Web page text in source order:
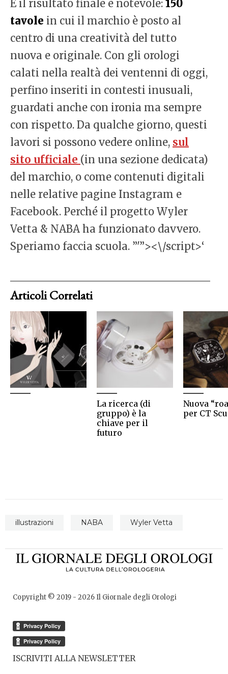
E il risultato finale è notevole: 150
tavole in cui il marchio è posto al
centro di una creatività del tutto
nuova e originale. Con gli orologi
calati nella realtà dei ventenni di oggi,
perfino inseriti in contesti inusuali,
guardati anche con ironia ma sempre
con rispetto. Da qualche giorno, questi
lavori si possono vedere online, sul
sito ufficiale (in una sezione dedicata)
del marchio, o come contenuti digitali
nelle relative pagine Instagram e
Facebook. Perché il progetto Wyler
Vetta & NABA ha funzionato davvero.
Speriamo faccia scuola. ”'”><\/script>‘
Articoli Correlati
La ricerca (di
gruppo) è la
chiave per il
futuro
Nuova
per CT
illustrazioni NABA Wyler Vetta
Copyright © 2019 - 2026Il Giornale degli Orologi
ISCRIVITI ALLA NEWSLETTER